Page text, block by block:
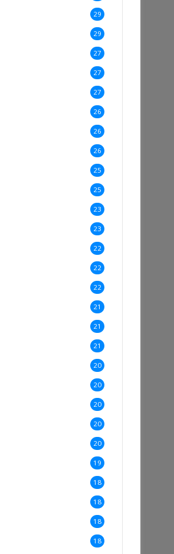
29
29
27
27
27
26
26
26
25
25
23
23
22
22
22
21
21
21
20
20
20
20
20
19
18
18
18
18